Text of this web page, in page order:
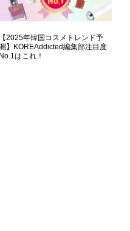
【2025年韓国コスメトレンド予
】KOREAddicted編集部注目度
No.1はこれ！